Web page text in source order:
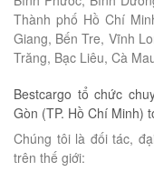
Thành phố Hồ Chí
Giang, Bến Tre, Vĩnh
Trăng, Bạc Liêu, Cà
Bestcargo tổ chức
Gòn (TP. Hồ Chí Minh)
Chúng tôi là đối tác,
trên thế giới: